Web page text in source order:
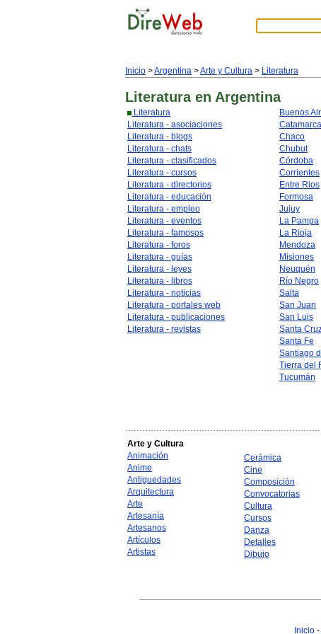
Inicio >Argentina >Arte y Cultura > Literatura
Literatura en Argentina
Literatura
Literatura - asociaciones
Literatura - blogs
Literatura - chats
Literatura - clasificados
Literatura - cursos
Literatura - directorios
Literatura - educación
Literatura - empleo
Literatura - eventos
Literatura - famosos
Literatura - foros
Literatura - guías
Literatura - leyes
Literatura - libros
Literatura - noticias
Literatura - portales web
Literatura - publicaciones
Literatura - revistas
Buenos
Catamarca
Chaco
Chubut
Córdoba
Corrientes
Entre Rios
Formosa
Jujuy
La Pampa
La Rioja
Mendoza
Misiones
Neuquén
Río Negro
Salta
San Juan
San Luis
Santa
Santa Fe
Santiago
Tierra del
Tucumán
Arte y Cultura
Animación
Anime
Antiguedades
Arquitectura
Arte
Artesanía
Artesanos
Artículos
Artistas
Cerámica
Cine
Composición
Convocatorias
Cultura
Cursos
Danza
Detalles
Dibujo
Inicio -